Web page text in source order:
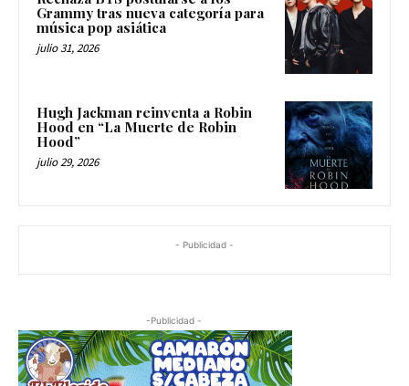
Grammy tras nueva categoría para
música pop asiática
julio 31, 2026
Hugh Jackman reinventa a Robin
Hood en “La Muerte de Robin
Hood”
julio 29, 2026
- Publicidad -
-Publicidad -